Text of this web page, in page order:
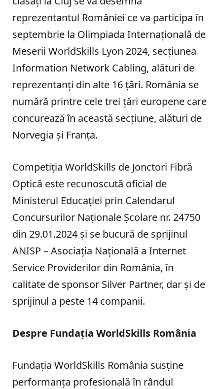
reprezentantul României ce va participa în
septembrie la Olimpiada Internațională de
Meserii WorldSkills Lyon 2024, secțiunea
Information Network Cabling, alături de
reprezentanți din alte 16 țări. România se
numără printre cele trei țări europene care
concurează în această secțiune, alături de
Norvegia și Franța.
Competiția WorldSkills de Jonctori Fibră
Optică este recunoscută oficial de
Ministerul Educației prin Calendarul
Concursurilor Naționale Școlare nr. 24750
din 29.01.2024 și se bucură de sprijinul
ANISP – Asociația Națională a Internet
Service Providerilor din România, în
calitate de sponsor Silver Partner, dar și de
sprijinul a peste 14 companii.
Despre Fundația WorldSkills România
Fundația WorldSkills România susține
performanța profesională în rândul